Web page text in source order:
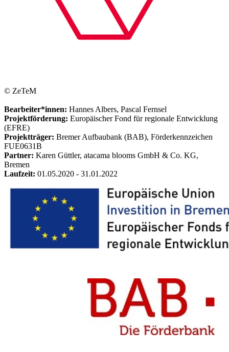
© ZeTeM
Bearbeiter*innen: Hannes Albers, Pascal Fernsel
Projektförderung: Europäischer Fond für regionale Entwicklung
(EFRE)
Projektträger: Bremer Aufbaubank (BAB), Förderkennzeichen
FUE0631B
Partner: Karen Güttler, atacama blooms GmbH & Co. KG,
Bremen
Laufzeit: 01.05.2020 - 31.01.2022